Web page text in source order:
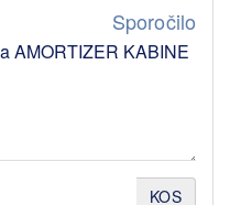
Sporočilo
KOS